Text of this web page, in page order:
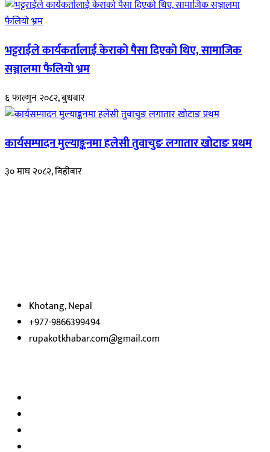
भट्टराईले कार्यकर्तालाई केराको पैसा दिएको थिए, सामाजिक
सञ्जालमा फैलियो भ्रम
६ फाल्गुन २०८२, बुधबार
कार्यसम्पादन मुल्याङ्कनमा हलेसी तुवाचुङ लगातार खोटाङ प्रथम
३० माघ २०८२, बिहीबार
Khotang, Nepal
+977-9866399494
rupakotkhabar.com@gmail.com